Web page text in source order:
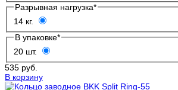
Разрывная нагрузка*
14 кг.
В упаковке*
20 шт.
535 руб.
В корзину